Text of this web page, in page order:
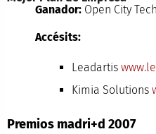
Ganador:Open City
Accésits:
Leadartis
Kimia Solutions
Premios madri+d 2007